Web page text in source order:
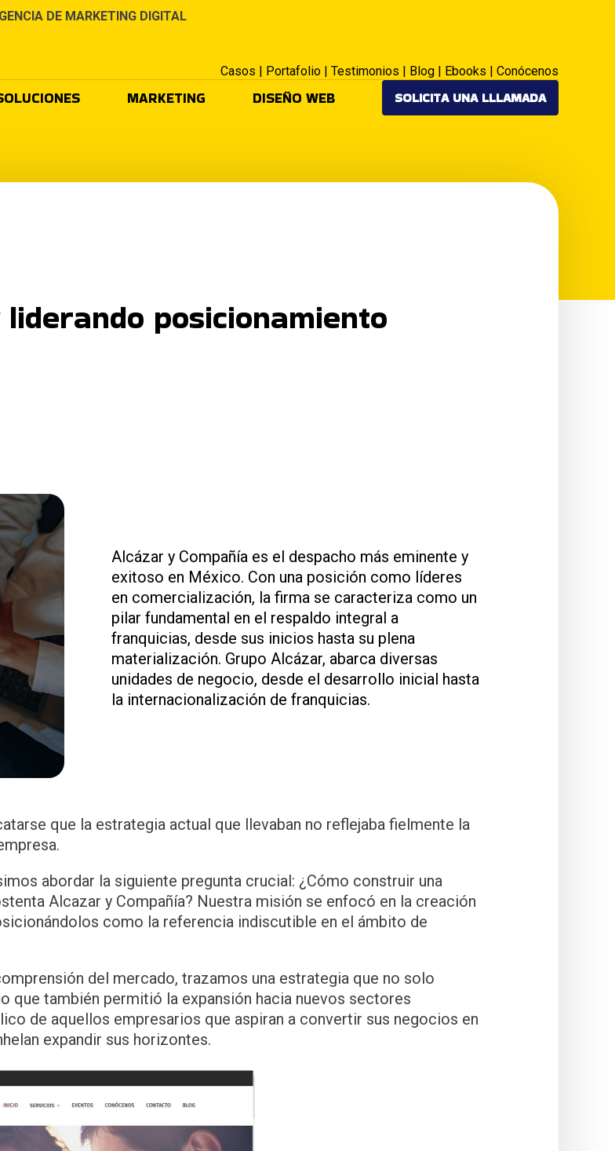
DE MARKETING DIGITAL
Casos | Portafolio | Testimonios | Blog | Ebooks | Conócenos
MARKETING DISEÑO WEB SOLICITA UNA LLLAMADA
posicionamiento
Alcázar y Compañía es el despacho más eminente y
exitoso en México. Con una posición como líderes
en comercialización, la firma se caracteriza como un
pilar fundamental en el respaldo integral a
franquicias, desde sus inicios hasta su plena
materialización. Grupo Alcázar, abarca diversas
unidades de negocio, desde el desarrollo inicial hasta
la internacionalización de franquicias.
que la estrategia actual que llevaban no reflejaba fielmente la
abordar la siguiente pregunta crucial: ¿Cómo construir una
Alcazar y Compañía? Nuestra misión se enfocó en la creación
como la referencia indiscutible en el ámbito de
del mercado, trazamos una estrategia que no solo
que también permitió la expansión hacia nuevos sectores
de aquellos empresarios que aspiran a convertir sus negocios en
expandir sus horizontes.